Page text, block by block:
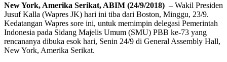
New York, Amerika Serikat, ABIM (24/9/2018) – Wakil Presiden
Jusuf Kalla (Wapres JK) hari ini tiba dari Boston, Minggu, 23/9.
Kedatangan Wapres sore ini, untuk memimpin delegasi Pemerintah
Indonesia pada Sidang Majelis Umum (SMU) PBB ke-73 yang
rencananya dibuka esok hari, Senin 24/9 di General Assembly Hall,
New York, Amerika Serikat.